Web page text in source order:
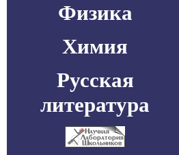
Физика
Химия
Русская
литература